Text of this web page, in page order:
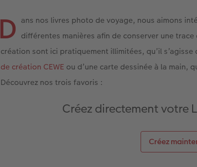
D ans nos livres photo de voyage, nous aimons
différentes manières afin de conserver une
création sont ici pratiquement illimitées, qu’il
de création CEWE ou d’une carte dessinée à la main,
Découvrez nos trois favoris :
Créez directement votre
Créez